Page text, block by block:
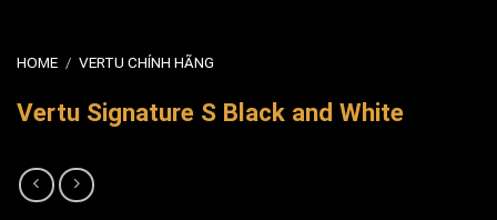
HOME / VERTU CHÍNH HÃNG
Vertu Signature S Black and White